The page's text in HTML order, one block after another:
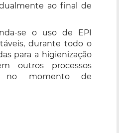
ao final de
se o uso de EPI
durante todo o
para a higienização
outros processos
no momento de